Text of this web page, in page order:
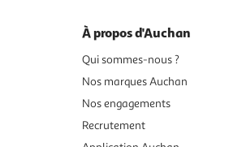
À propos d'Auchan
Qui sommes-nous ?
Nos marques Auchan
Nos engagements
Recrutement